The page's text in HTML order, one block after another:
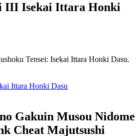
III Isekai Ittara Honki
Tensei: Isekai Ittara Honki Dasu.
Gakuin Musou Nidome
Cheat Majutsushi